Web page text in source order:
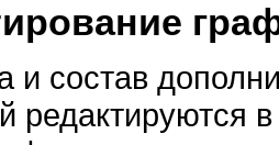
и состав
редактируются